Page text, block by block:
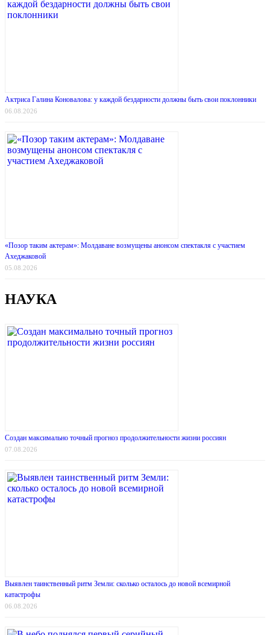
Актриса Галина Коновалова: у каждой бездарности должны быть свои поклонники
06.08.2026
«Позор таким актерам»: Молдаване возмущены анонсом спектакля с участием
Ахеджаковой
05.08.2026
НАУКА
Создан максимально точный прогноз продолжительности жизни россиян
07.08.2026
Выявлен таинственный ритм Земли: сколько осталось до новой всемирной
катастрофы
06.08.2026